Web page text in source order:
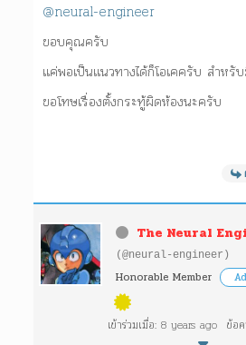
@neural-engineer
ขอบคุณครับ
แค่พอเป็นแนวทางได้ก็โอเคครับ สำหรั
ขอโทษเรื่องตั้งกระทู้ผิดห้องนะครับ
The Neural
(@neural-engineer)
Honorable Member
เข้าร่วมเมื่อ: 8 years ago ข้อ